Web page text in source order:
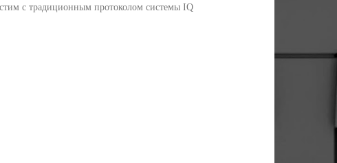
с традиционным протоколом системы IQ